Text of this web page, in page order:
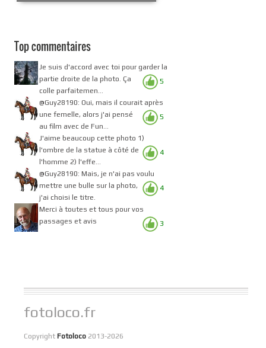
Top commentaires
5
Je suis d'accord avec toi pour garder la
partie droite de la photo. Ça
colle parfaitemen...
5
@Guy28190: Oui, mais il courait après
une femelle, alors j'ai pensé
au film avec de Fun...
4
J'aime beaucoup cette photo 1)
l'ombre de la statue à côté de
l'homme 2) l'effe...
4
@Guy28190: Mais, je n'ai pas voulu
mettre une bulle sur la photo,
j'ai choisi le titre.
3
Merci à toutes et tous pour vos
passages et avis
fotoloco.fr
Copyright Fotoloco 2013-2026